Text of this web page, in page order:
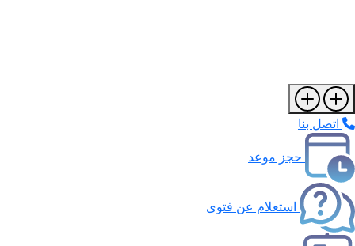
اتصل بنا
حجز موعد
استعلام عن فتوى